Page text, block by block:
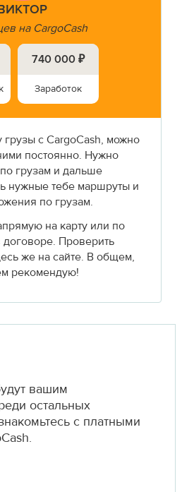
ВИКТОР
на CargoCash
740 000 ₽
Заработок
с CargoCash, можно
постоянно. Нужно
грузам и дальше
нужные тебе маршруты и
по грузам.
на карту или по
договоре. Проверить
же на сайте. В общем,
рекомендую!
вашим
остальных
с платными